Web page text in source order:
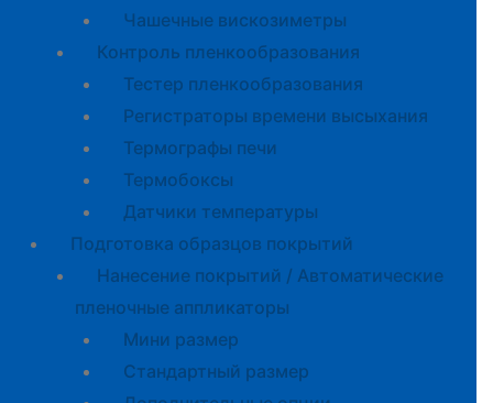
Чашечные вискозиметры
Контроль пленкообразования
Тестер пленкообразования
Регистраторы времени высыхания
Термографы печи
Термобоксы
Датчики температуры
Подготовка образцов покрытий
Нанесение покрытий / Автоматические
пленочные аппликаторы
Мини размер
Стандартный размер